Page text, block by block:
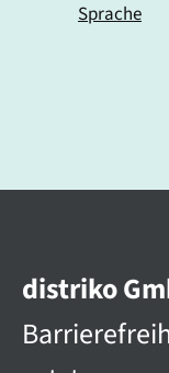
Sprache
distriko